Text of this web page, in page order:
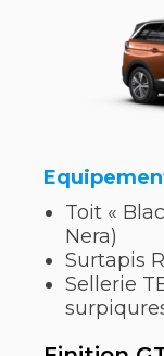
Toit «
Nera)
Surtapis
Sellerie